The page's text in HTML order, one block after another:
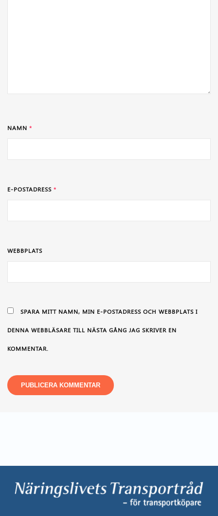
NAMN *
E-POSTADRESS *
WEBBPLATS
SPARA MITT NAMN, MIN E-POSTADRESS OCH WEBBPLATS I
DENNA WEBBLÄSARE TILL NÄSTA GÅNG JAG SKRIVER EN
KOMMENTAR.